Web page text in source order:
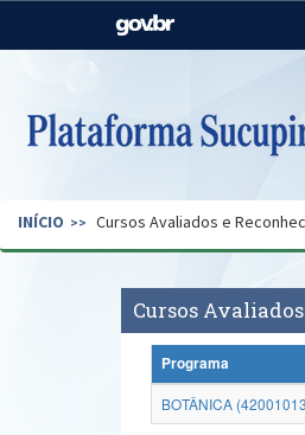
Casa Civil
Pecuária e Abastecimento
Secretaria de Governo
INÍCIO Cursos Avaliados e
Cursos
Programa
BOTÂNICA